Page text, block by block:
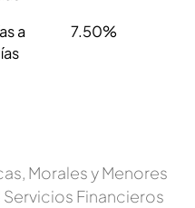
a
7.50%
Morales y Menores
Financieros